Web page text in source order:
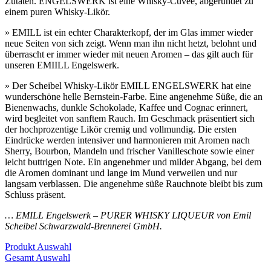
einem puren Whisky-Likör.
» EMILL ist ein echter Charakterkopf, der im Glas immer wieder
neue Seiten von sich zeigt. Wenn man ihn nicht hetzt, belohnt und
überrascht er immer wieder mit neuen Aromen – das gilt auch für
unseren EMIILL Engelswerk.
» Der Scheibel Whisky-Likör EMILL ENGELSWERK hat eine
wunderschöne helle Bernstein-Farbe. Eine angenehme Süße, die an
Bienenwachs, dunkle Schokolade, Kaffee und Cognac erinnert,
wird begleitet von sanftem Rauch. Im Geschmack präsentiert sich
der hochprozentige Likör cremig und vollmundig. Die ersten
Eindrücke werden intensiver und harmonieren mit Aromen nach
Sherry, Bourbon, Mandeln und frischer Vanilleschote sowie einer
leicht buttrigen Note. Ein angenehmer und milder Abgang, bei dem
die Aromen dominant und lange im Mund verweilen und nur
langsam verblassen. Die angenehme süße Rauchnote bleibt bis zum
Schluss präsent.
… EMILL Engelswerk – PURER WHISKY LIQUEUR von Emil
Scheibel Schwarzwald-Brennerei GmbH.
Produkt Auswahl
Gesamt Auswahl